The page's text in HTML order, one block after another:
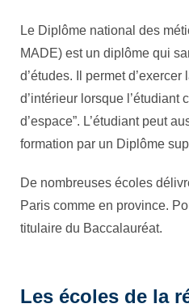
Le Diplôme national des
MADE) est un diplôme qui
d’études. Il permet
d’intérieur lorsque l’étudiant
d’espace”. L’étudiant peut
formation par un Diplôme
De nombreuses écoles
Paris comme en province.
titulaire du Baccalauréat.
Les écoles de la